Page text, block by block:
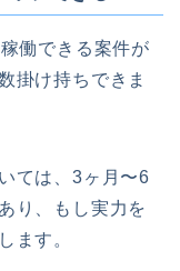
働できる案件が
掛け持ちできま
ては、3ヶ月〜6
り、もし実力を
ます。